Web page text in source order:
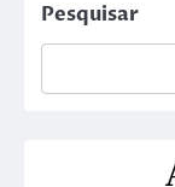
Pesquisar